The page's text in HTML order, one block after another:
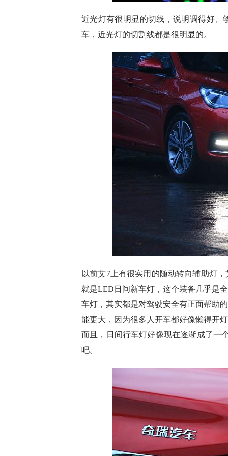
近光灯有很明显的切线，说明调得好、
车，近光灯的切割线都是很明显的。
以前艾7上有很实用的随动转向辅助灯
就是LED日间新车灯，这个装备几乎是
车灯，其实都是对驾驶安全有正面帮助
能更大，因为很多人开车都好像懒得开
而且，日间行车灯好像现在逐渐成了一
吧。